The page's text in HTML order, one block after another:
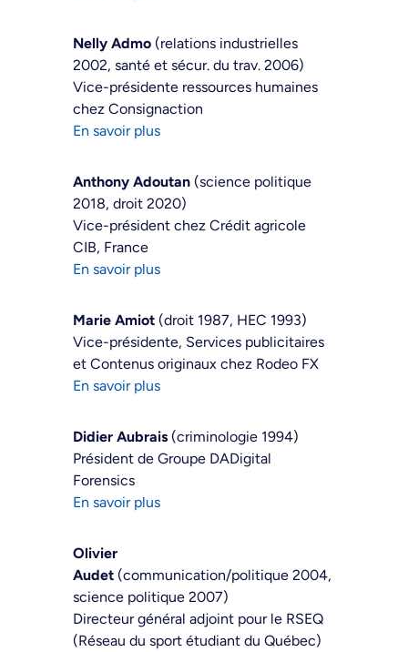
Nelly Admo (relations industrielles
2002, santé et sécur. du trav. 2006)
Vice-présidente ressources humaines
chez Consignaction
En savoir plus
Anthony Adoutan (science politique
2018, droit 2020)
Vice-président chez Crédit agricole
CIB, France
En savoir plus
Marie Amiot (droit 1987, HEC 1993)
Vice-présidente, Services publicitaires
et Contenus originaux chez Rodeo FX
En savoir plus
Didier Aubrais (criminologie 1994)
Président de Groupe DADigital
Forensics
En savoir plus
Olivier
Audet (communication/politique 2004,
science politique 2007)
Directeur général adjoint pour le RSEQ
(Réseau du sport étudiant du Québec)